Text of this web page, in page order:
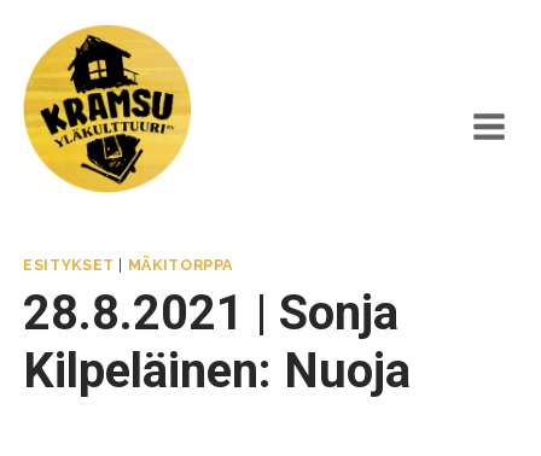
sisältöön
ESITYKSET MÄKITORPPA
28.8.2021 | Sonja
Kilpeläinen: Nuoja